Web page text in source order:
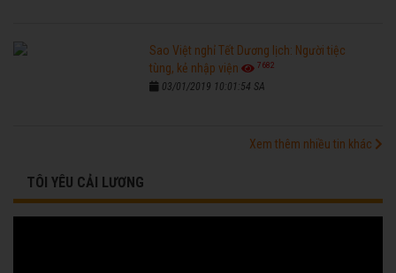
Sao Việt nghỉ Tết Dương lịch: Người tiệc
tùng, kẻ nhập viện
7682
03/01/2019 10:01:54 SA
Xem thêm nhiều tin khác
TÔI YÊU CẢI LƯƠNG